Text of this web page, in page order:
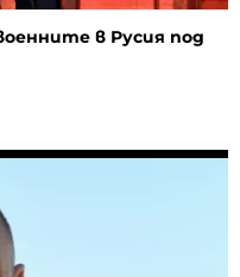
в Русия под